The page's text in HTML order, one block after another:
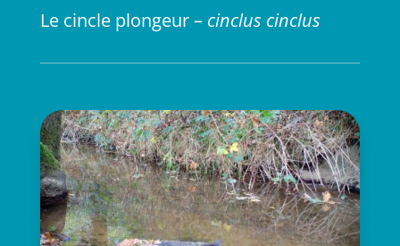
Le cincle plongeur – cinclus cinclus